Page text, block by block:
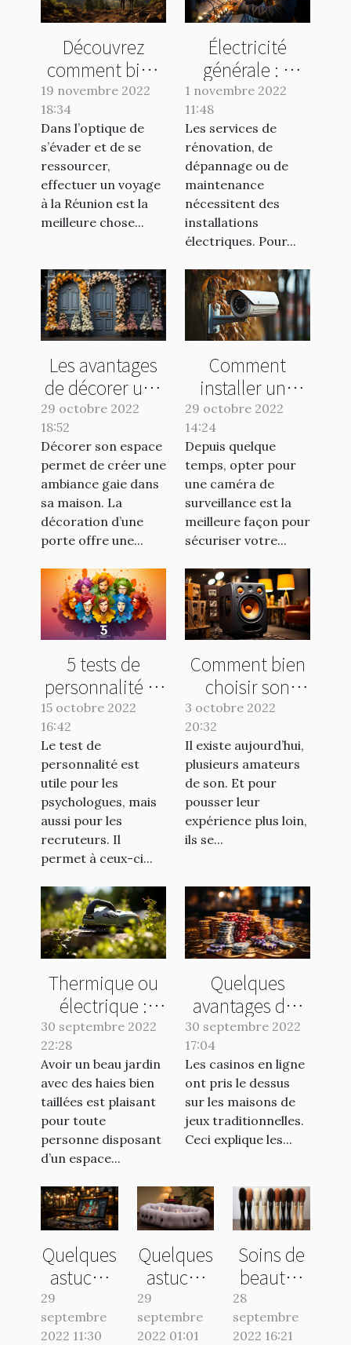
Découvrez
comment bien
organiser vos
voyages à la
Réunion
19 novembre 2022
18:34
Dans l’optique de
s’évader et de se
ressourcer,
effectuer un voyage
à la Réunion est la
meilleure chose...
Électricité
générale : à
quel spécialiste
s’adresser ?
1 novembre 2022
11:48
Les services de
rénovation, de
dépannage ou de
maintenance
nécessitent des
installations
électriques. Pour...
Les avantages
de décorer une
porte
29 octobre 2022
18:52
Décorer son espace
permet de créer une
ambiance gaie dans
sa maison. La
décoration d’une
porte offre une...
Comment
installer une
caméra de
surveillance
sans fil ?
29 octobre 2022
14:24
Depuis quelque
temps, opter pour
une caméra de
surveillance est la
meilleure façon pour
sécuriser votre...
5 tests de
personnalité et
leurs avantages
15 octobre 2022
16:42
Le test de
personnalité est
utile pour les
psychologues, mais
aussi pour les
recruteurs. Il
permet à ceux-ci...
Comment bien
choisir son
caisson de
3 octobre 2022
20:32
Il existe aujourd’hui,
plusieurs amateurs
de son. Et pour
pousser leur
expérience plus loin,
ils se...
Thermique ou
électrique :
quelle taille
haie choisir ?
30 septembre 2022
22:28
Avoir un beau jardin
avec des haies bien
taillées est plaisant
pour toute
personne disposant
d’un espace...
Quelques
avantages des
casinos en ligne
30 septembre 2022
17:04
Les casinos en ligne
ont pris le dessus
sur les maisons de
jeux traditionnelles.
Ceci explique les...
Quelques
astuces
choisir un
29
septembre
2022 11:30
Quelques
astuces
pour bien
choisir
29
septembre
2022 01:01
Soins de
beauté :
Comment
utiliser
28
septembre
2022 16:21